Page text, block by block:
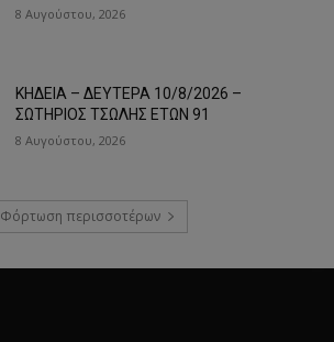
8 Αυγούστου, 2026
ΚΗΔΕΙΑ – ΔΕΥΤΕΡΑ 10/8/2026 –
ΣΩΤΗΡΙΟΣ ΤΣΩΛΗΣ ΕΤΩΝ 91
8 Αυγούστου, 2026
Φόρτωση περισσοτέρων